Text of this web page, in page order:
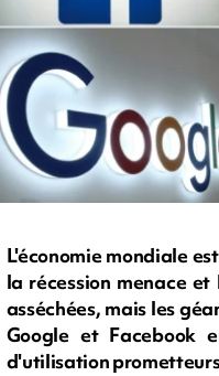
L'économie mondiale
la récession menace
asséchées, mais les
Google et Facebook
d'utilisation